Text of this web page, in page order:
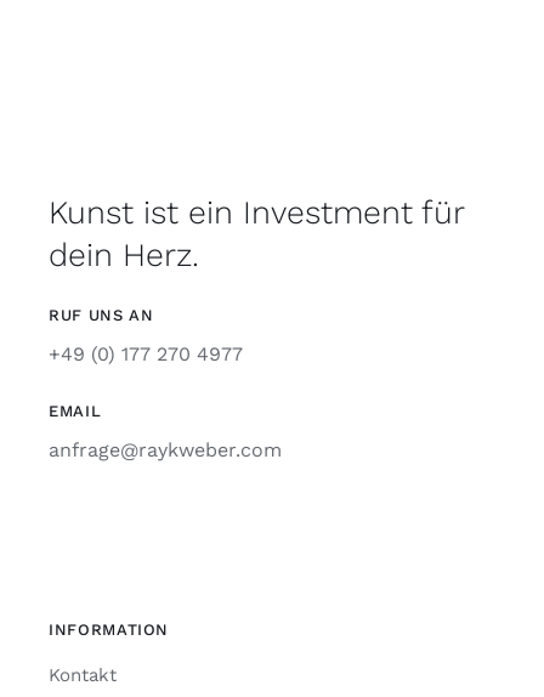
Kunst ist ein Investment für
dein Herz.
RUF UNS AN
+49 (0) 177 270 4977
EMAIL
anfrage@raykweber.com
INFORMATION
Kontakt